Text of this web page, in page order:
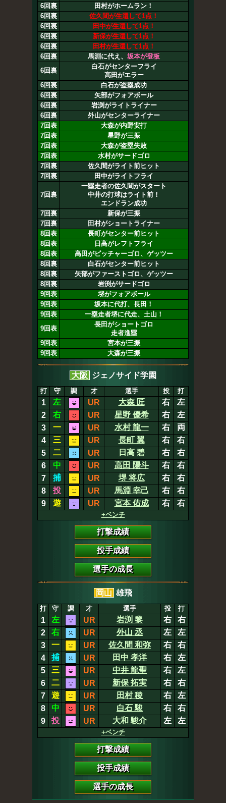
6回裏
田村がホームラン！
6回裏
佐久間が生還して1点！
6回裏
田中が生還して1点！
6回裏
新保が生還して1点！
6回裏
田村が生還して1点！
6回裏
馬淵に代え、 坂本が登板
6回裏
白石がセンターフライ
高田がエラー
6回裏
白石が盗塁成功
6回裏
矢部がフォアボール
6回裏
岩渕がライトライナー
6回裏
外山がセンターライナー
7回表
大森が内野安打
7回表
星野が三振
7回表
大森が盗塁失敗
7回表
水村がサードゴロ
7回裏
佐久間がライト前ヒット
7回裏
田中がライトフライ
7回裏
一塁走者の佐久間がスタート
中井の打球はライト前！
エンドラン成功
7回裏
新保が三振
7回裏
田村がショートライナー
8回表
長町がセンター前ヒット
8回表
日高がレフトフライ
8回表
高田がピッチャーゴロ、ゲッツー
8回裏
白石がセンター前ヒット
8回裏
矢部がファーストゴロ、ゲッツー
8回裏
岩渕がサードゴロ
9回表
堺がフォアボール
9回表
坂本に代打、長田！
9回表
一塁走者堺に代走、土山！
9回表
長田がショートゴロ
走者進塁
9回表
宮本が三振
9回表
大森が三振
大阪 ジェノサイド学園
打 守 調 才 選手 投 打
1 左 UR 大森 匠 右
左
2
右 UR 星野 優希 右
左
3
一 UR 水村 龍一 右
両
4
三 UR 長町 翼 右
右
5
二 UR 日高 碧 右
右
6
中 UR 高田 陽斗 右
右
7
捕 UR 堺 将広 右
右
8
投 UR 馬淵 幸己 右
右
9
遊 UR 宮本 佑成 右 右
+ベンチ
打撃成績
投手成績
選手の成長
岡山 雄飛
打 守 調 才 選手 投 打
1 左 UR 岩渕 黎 右
右
2
右 UR 外山 丞 左
左
3
一 UR 佐久間 和弥 右
右
4
捕 UR 田中 孝洋 右
左
5
三 UR 中井 龍聖 右
左
6
二 UR 新保 拓実 右
右
7
遊 UR 田村 稜 右
左
8
中 UR 白石 駿 右
右
9
投 UR 大和 駿介 左 左
+ベンチ
打撃成績
投手成績
選手の成長